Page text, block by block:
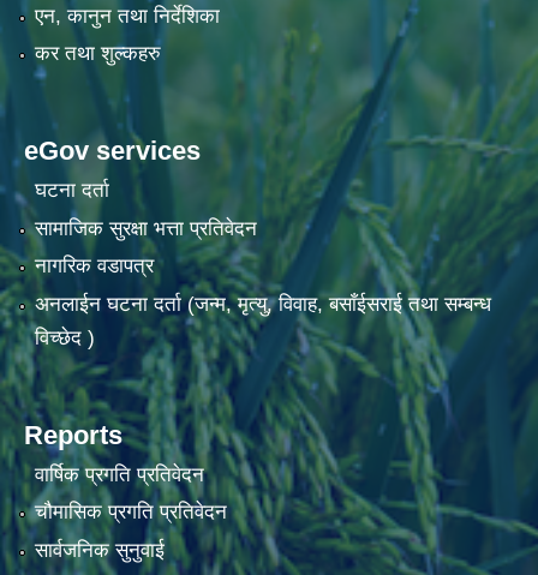
एन, कानुन तथा निर्देशिका
कर तथा शुल्कहरु
eGov services
घटना दर्ता
सामाजिक सुरक्षा भत्ता प्रतिवेदन
नागरिक वडापत्र
अनलाईन घटना दर्ता (जन्म, मृत्यु, विवाह, बसाँईसराई तथा सम्बन्ध
विच्छेद )
Reports
वार्षिक प्रगति प्रतिवेदन
चौमासिक प्रगति प्रतिवेदन
सार्वजनिक सुनुवाई